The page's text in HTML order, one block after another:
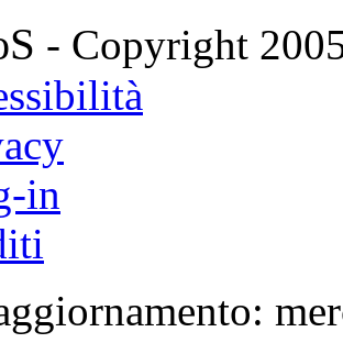
S - Copyright
in